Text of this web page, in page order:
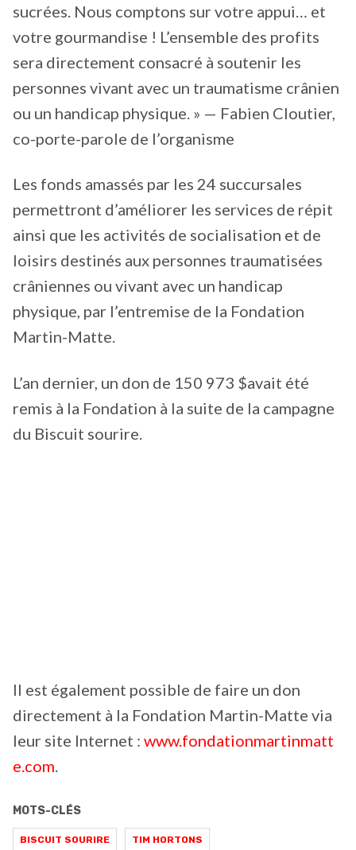
sucrées. Nous comptons sur votre appui… et
votre gourmandise ! L’ensemble des profits
sera directement consacré à soutenir les
personnes vivant avec un traumatisme crânien
ou un handicap physique. » — Fabien Cloutier,
co-porte-parole de l’organisme
Les fonds amassés par les 24 succursales
permettront d’améliorer les services de répit
ainsi que les activités de socialisation et de
loisirs destinés aux personnes traumatisées
crâniennes ou vivant avec un handicap
physique, par l’entremise de la Fondation
Martin-Matte.
L’an dernier, un don de 150 973 $avait été
remis à la Fondation à la suite de la campagne
du Biscuit sourire.
Il est également possible de faire un don
directement à la Fondation Martin-Matte via
leur site Internet : www.fondationmartinmatt
e.com.
MOTS-CLÉS
BISCUIT SOURIRE TIM HORTONS